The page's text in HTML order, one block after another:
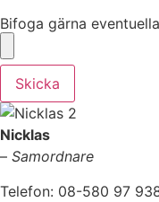
Bifoga gärna
Skicka
Nicklas
– Samordnare
Telefon: 08-580 97